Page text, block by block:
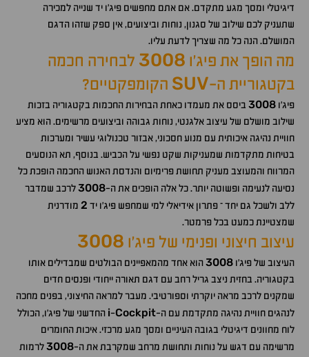
דיגיטלי ומסך מגע מתקדם. אם אתם מחפשים פיג'ו יד שנייה למכירה
שתעניק לכם שילוב של סגנון, נוחות וביצועים, אין ספק שזהו הדגם
המושלם. הנה כל מה שצריך לדעת עליו.
מה הופך את פיג'ו 3008 לבחירה חכמה
בקטגוריית ה-SUV הקומפקטיים?
פיג'ו 3008 ביסס את מעמדו כאחת הבחירות החכמות בקטגוריה בזכות
שילוב מושלם של עיצוב אלגנטי, נוחות גבוהה וביצועים מרשימים. הוא מציע
חוויית נהיגה איכותית עם מנוע חסכוני, אבזור טכנולוגי עשיר ומערכות
בטיחות מתקדמות שמעניקות שקט נפשי על הכביש. בנוסף, תא הנוסעים
המרווח והמעוצב מעניק תחושת פרימיום והנדסת האנוש החכמה הופכת כל
נסיעה לנעימה ופשוטה יותר. כל אלה הופכים את ה-3008לרכב שמדבר
ללב ולשכל גם יחד – פתרון אידיאלי למי שמחפש פיג'ו יד 2 מודרנית
שמצטיינת כמעט בכל פרמטר.
עיצוב חיצוני ופנימי של פיג'ו 3008
העיצוב של פיג'ו 3008הוא אחד מהמאפיינים הבולטים שמבדילים אותו
בקטגוריה. בחזית ניצב גריל רחב עם דגם תאורה ייחודי ופנסים חדים
שמקנים לרכב מראה יוקרתי וספורטיבי. מעבר למראה החיצוני, בפנים מחכה
לנהגים חוויית נהיגה מתקדמת עם ה-
i-Cockpit
החדשני של פיג'ו, הכולל
לוח מחוונים דיגיטלי בגובה העיניים ומסך מגע מרכזי. איכות החומרים
מרשימה עם דגש על נוחות ותחושת מרחב שמקרבת את ה-3008לרמות